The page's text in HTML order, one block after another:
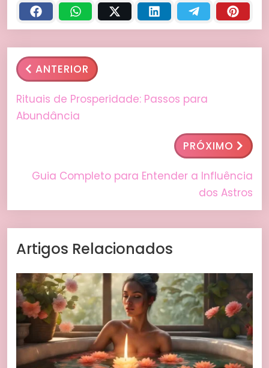
ANTERIOR
Rituais de Prosperidade: Passos para
Abundância
PRÓXIMO
Guia Completo para Entender a Influência
dos Astros
Artigos Relacionados